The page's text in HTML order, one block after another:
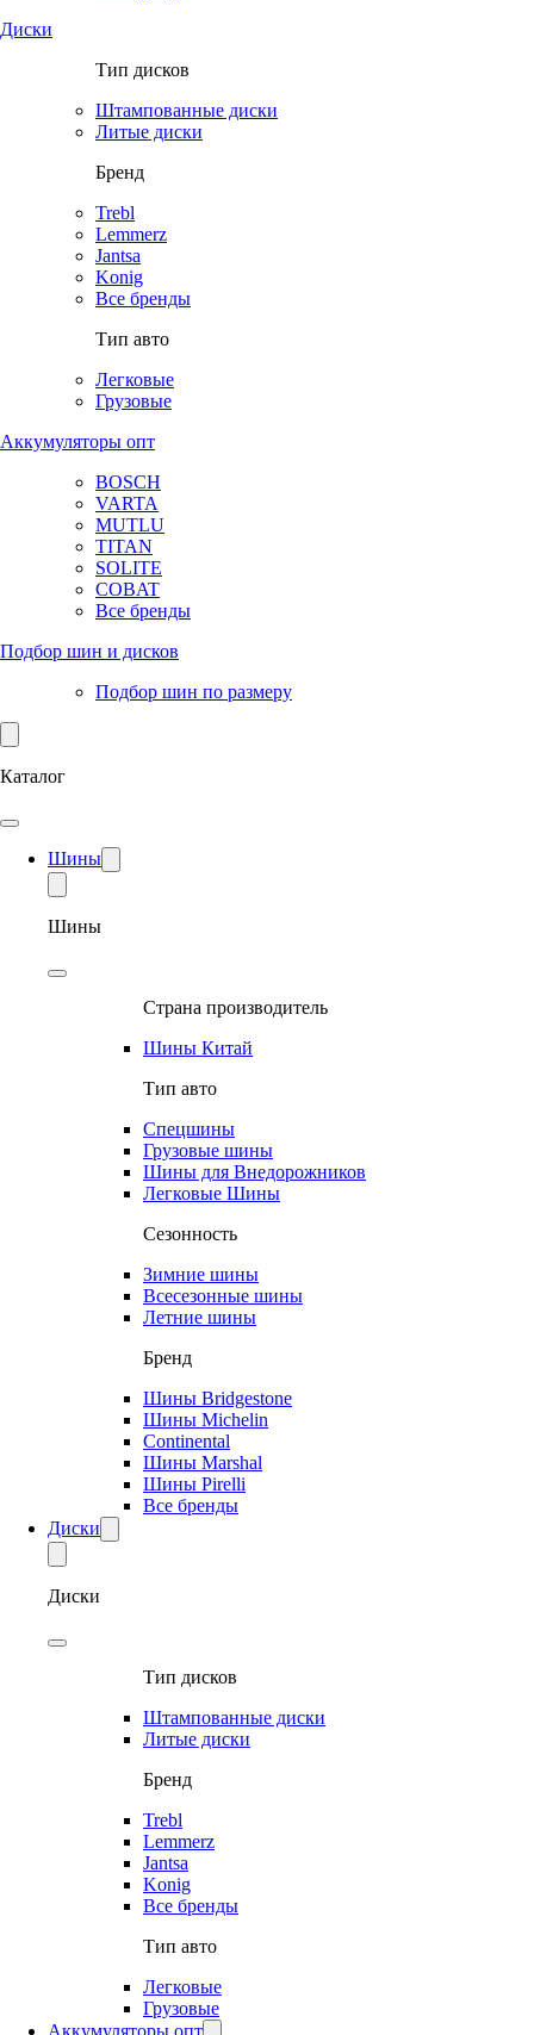
Диски
Тип дисков
Штампованные диски
Литые диски
Бренд
Trebl
Lemmerz
Jantsa
Konig
Все бренды
Тип авто
Легковые
Грузовые
Аккумуляторы опт
BOSCH
VARTA
MUTLU
TITAN
SOLITE
COBAT
Все бренды
Подбор шин и дисков
Подбор шин по размеру
Каталог
Шины
Шины
Страна производитель
Шины Китай
Тип авто
Спецшины
Грузовые шины
Шины для Внедорожников
Легковые Шины
Сезонность
Зимние шины
Всесезонные шины
Летние шины
Бренд
Шины Bridgestone
Шины Michelin
Continental
Шины Marshal
Шины Pirelli
Все бренды
Диски
Диски
Тип дисков
Штампованные диски
Литые диски
Бренд
Trebl
Lemmerz
Jantsa
Konig
Все бренды
Тип авто
Легковые
Грузовые
Аккумуляторы опт